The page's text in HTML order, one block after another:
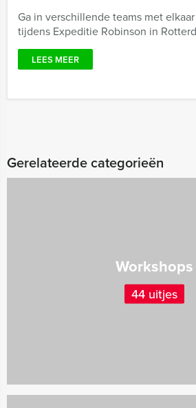
Ga in verschillende teams met
tijdens Expeditie Robinson in
LEES MEER
Gerelateerde categorieën
Workshops
44 uitjes